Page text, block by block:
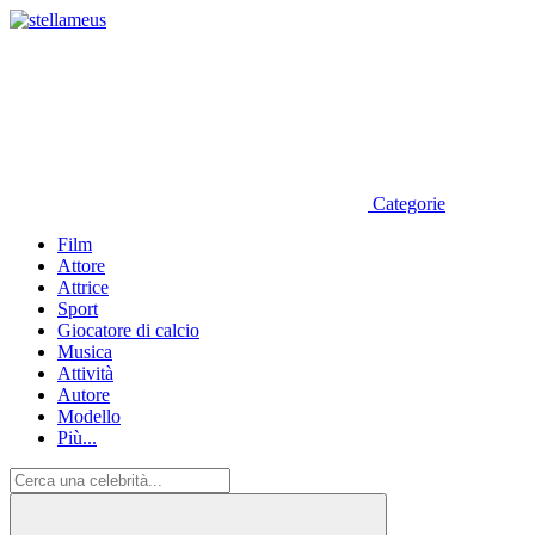
Categorie
Film
Attore
Attrice
Sport
Giocatore di calcio
Musica
Attività
Autore
Modello
Più...